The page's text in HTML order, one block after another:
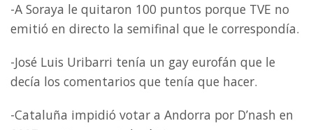
-A Soraya le quitaron 100 puntos porque TVE no
emitió en directo la semifinal que le correspondía.
-José Luis Uribarri tenía un gay eurofán que le
decía los comentarios que tenía que hacer.
-Cataluña impidió votar a Andorra por D’nash en